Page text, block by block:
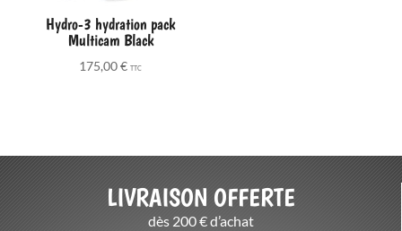
Hydro-3 hydration pack
Multicam Black
175,00€ TTC
LIVRAISON OFFERTE
dès 200 € d’achat